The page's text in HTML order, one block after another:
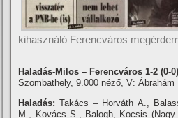
kihasználó Ferencváros
Haladás-Milos – Ferencváros 1-2 (0-0)
Szombathely, 9.000 néző, V: Ábrahám
Haladás:Takács – Horváth A.,
M., Kovács S., Balogh, Kocsis